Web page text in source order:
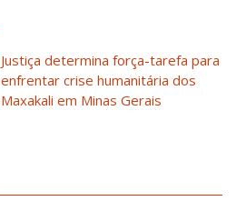
Justiça determina força-tarefa para
enfrentar crise humanitária dos
Maxakali em Minas Gerais